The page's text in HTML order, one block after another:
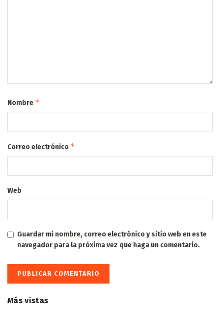
Nombre *
Correo electrónico *
Web
Guardar mi nombre, correo electrónico y sitio web en este
navegador para la próxima vez que haga un comentario.
Más vistas